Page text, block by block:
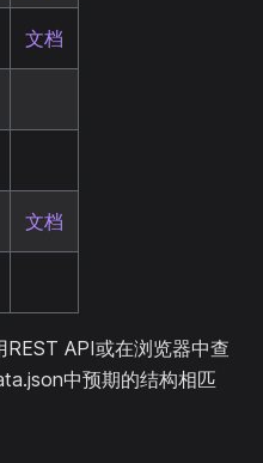
文档
文档
API或在浏览器中查
中预期的结构相匹